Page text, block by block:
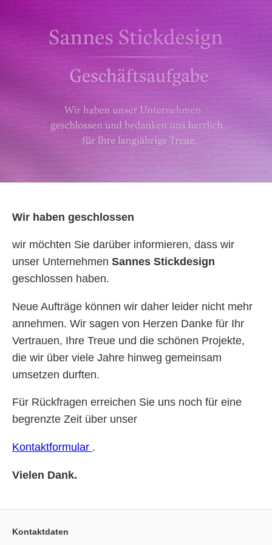
Wir haben geschlossen
wir möchten Sie darüber informieren, dass wir
unser Unternehmen Sannes Stickdesign
geschlossen haben.
Neue Aufträge können wir daher leider nicht mehr
annehmen. Wir sagen von Herzen Danke für Ihr
Vertrauen, Ihre Treue und die schönen Projekte,
die wir über viele Jahre hinweg gemeinsam
umsetzen durften.
Für Rückfragen erreichen Sie uns noch für eine
begrenzte Zeit über unser
Kontaktformular .
Vielen Dank.
Kontaktdaten